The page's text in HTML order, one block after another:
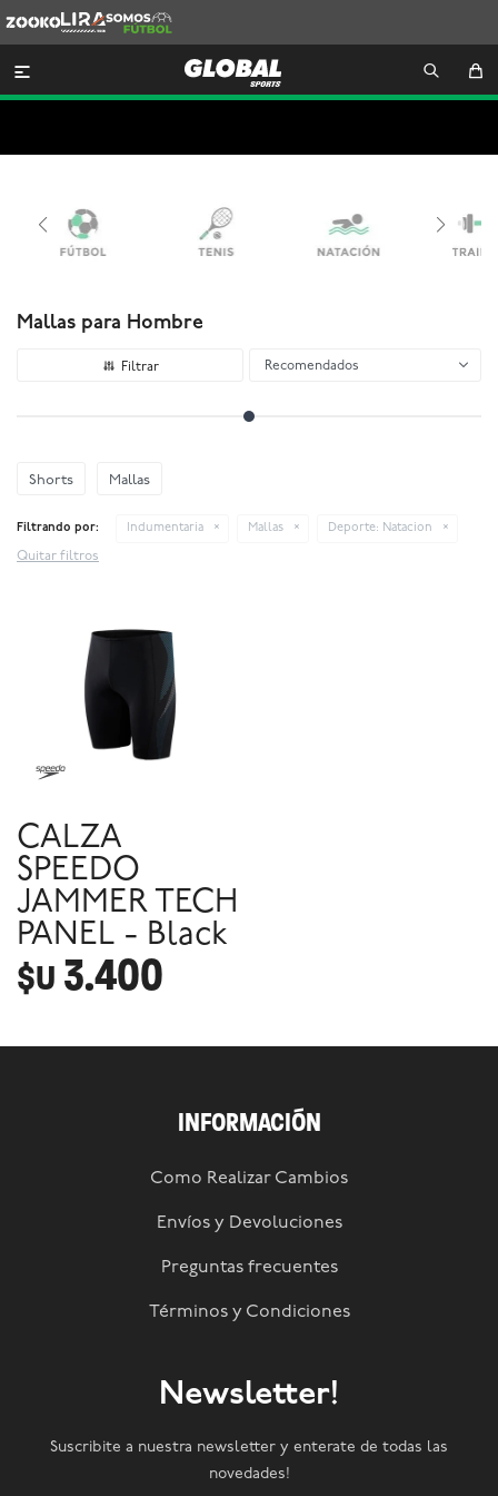
Lira
Somos
Futbol

Mallas para Hombre
Recomendados
Shorts Mallas
Filtrando por: Indumentaria Mallas Deporte: Natacion
Quitar filtros
CALZA
SPEEDO
JAMMER TECH
PANEL - Black
$U 3.400
INFORMACIÓN
Como Realizar Cambios
Envíos y Devoluciones
Preguntas frecuentes
Términos y Condiciones
Newsletter!
Suscribite a nuestra newsletter y enterate de todas las
novedades!